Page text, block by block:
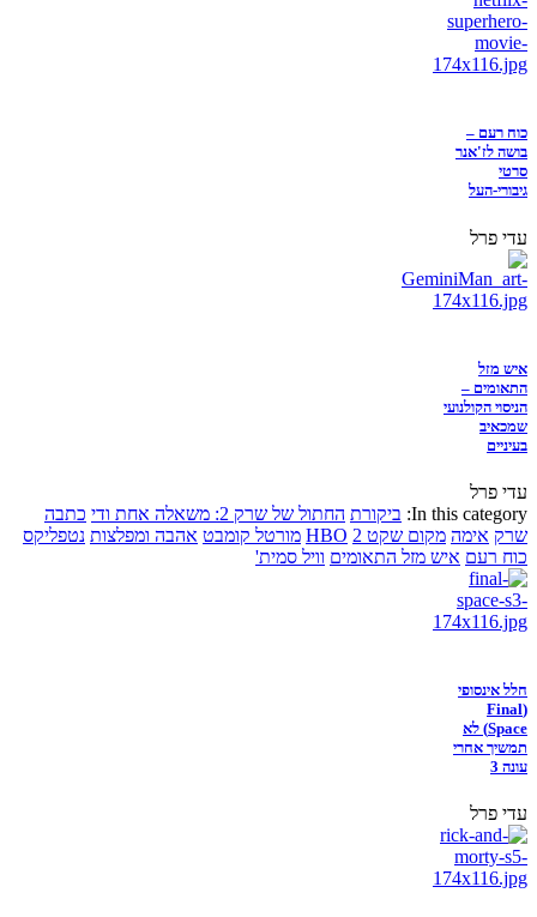
כוח רעם –
בושה לז'אנר
סרטי
גיבורי-העל
עדי פרל
איש מזל
התאומים –
הניסוי הקולנועי
שמכאיב
בעיניים
עדי פרל
In this category: ביקורת החתול של שרק 2: משאלה אחת ודי
כתבה
שרק אימה מקום שקט 2 HBO מורטל קומבט אהבה ומפלצות נטפליקס
כוח רעם איש מזל התאומים וויל סמית'
חלל אינסופי
(Final
Space) לא
תמשיך אחרי
עונה 3
עדי פרל